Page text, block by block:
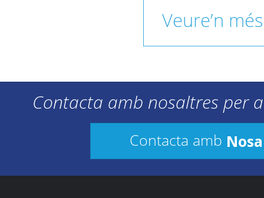
Veure’n més
Contacta amb nosaltres per
Contacta amb